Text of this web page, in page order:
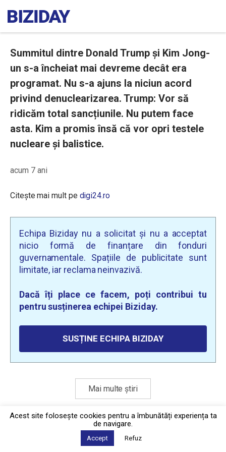
Summitul dintre Donald Trump şi Kim Jong-
un s-a încheiat mai devreme decât era
programat. Nu s-a ajuns la niciun acord
privind denuclearizarea. Trump: Vor să
ridicăm total sancțiunile. Nu putem face
asta. Kim a promis însă că vor opri testele
nucleare și balistice.
acum 7 ani
Citește mai mult pe digi24.ro
Echipa Biziday nu a solicitat și nu a acceptat
nicio formă de finanțare din fonduri
guvernamentale. Spațiile de publicitate sunt
limitate, iar reclama neinvazivă.
Dacă îți place ce facem, poți contribui tu
pentru susținerea echipei Biziday.
SUSȚINE ECHIPA BIZIDAY
Mai multe știri
Politica de confidențialitate
2026 © Biziday
Acest site foloseşte cookies pentru a îmbunătăți experiența ta
de navigare.
Accept Refuz